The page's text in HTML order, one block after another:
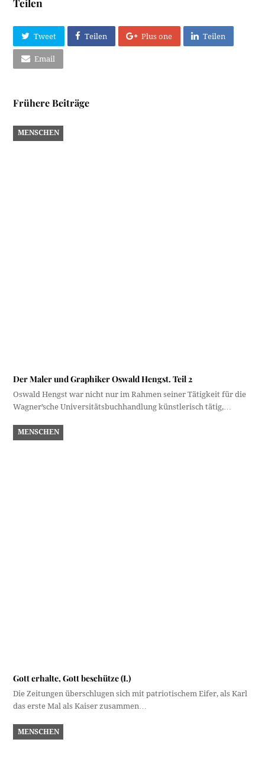
Email
Oswald Hengst war nicht nur im Rahmen seiner Tätigkeit für die
Wagner’sche Universitätsbuchhandlung künstlerisch tätig,…
Die Zeitungen überschlugen sich mit patriotischem Eifer, als Karl
das erste Mal als Kaiser zusammen…